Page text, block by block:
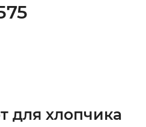
для хлопчика